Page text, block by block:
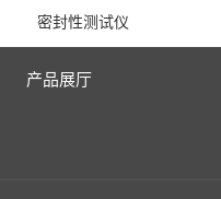
密封性测试仪
产品展厅